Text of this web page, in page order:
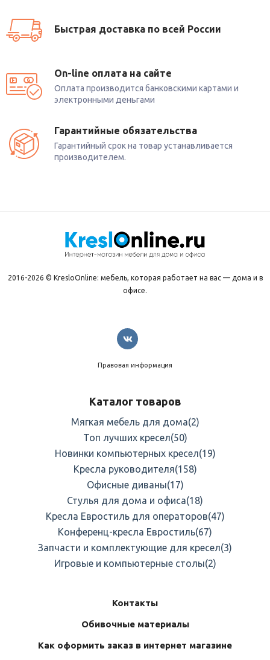
Быстрая доставка по всей России
On-line оплата на сайте
Оплата производится банковскими картами и
электронными деньгами
Гарантийные обязательства
Гарантийный срок на товар устанавливается
производителем.
2016-2026 © KresloOnline: мебель, которая работает на вас — дома и в
офисе.
Правовая информация
Каталог товаров
Мягкая мебель для дома(2)
Топ лучших кресел(50)
Новинки компьютерных кресел(19)
Кресла руководителя(158)
Офисные диваны(17)
Стулья для дома и офиса(18)
Кресла Евростиль для операторов(47)
Конференц-кресла Евростиль(67)
Запчасти и комплектующие для кресел(3)
Игровые и компьютерные столы(2)
Контакты
Обивочные материалы
Как оформить заказ в интернет магазине